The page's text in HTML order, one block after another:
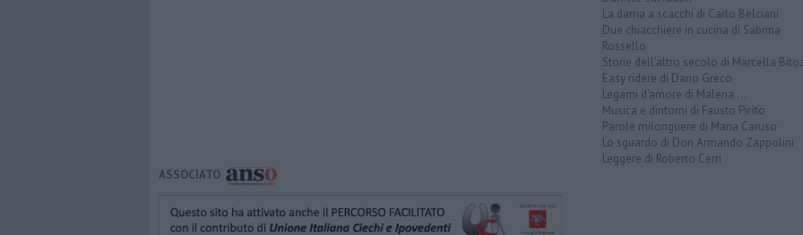
La dama a scacchi di Carlo Belciani
Due chiacchiere in cucina di Sabrina
Rossello
Storie dell'altro secolo di Marcella
Easy ridere di Dario Greco
Legami d'amore di Malena ...
Musica e dintorni di Fausto Pirìto
Parole milonguere di Maria Caruso
Lo sguardo di Don Armando Zappolini
Leggere di Roberto Cerri
ASSOCIATO